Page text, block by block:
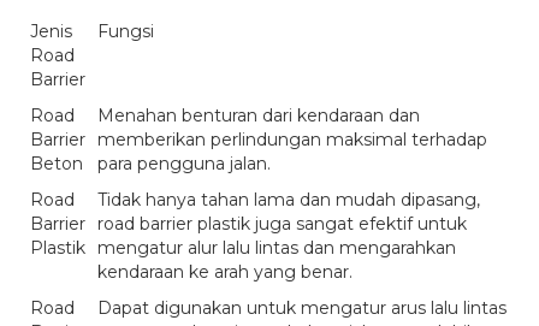
Jenis
Road
Barrier
Fungsi
Road
Barrier
Beton
Menahan benturan dari kendaraan dan
memberikan perlindungan maksimal terhadap
para pengguna jalan.
Road
Barrier
Plastik
Tidak hanya tahan lama dan mudah dipasang,
road barrier plastik juga sangat efektif untuk
mengatur alur lalu lintas dan mengarahkan
kendaraan ke arah yang benar.
Road
Dapat digunakan untuk mengatur arus lalu lintas